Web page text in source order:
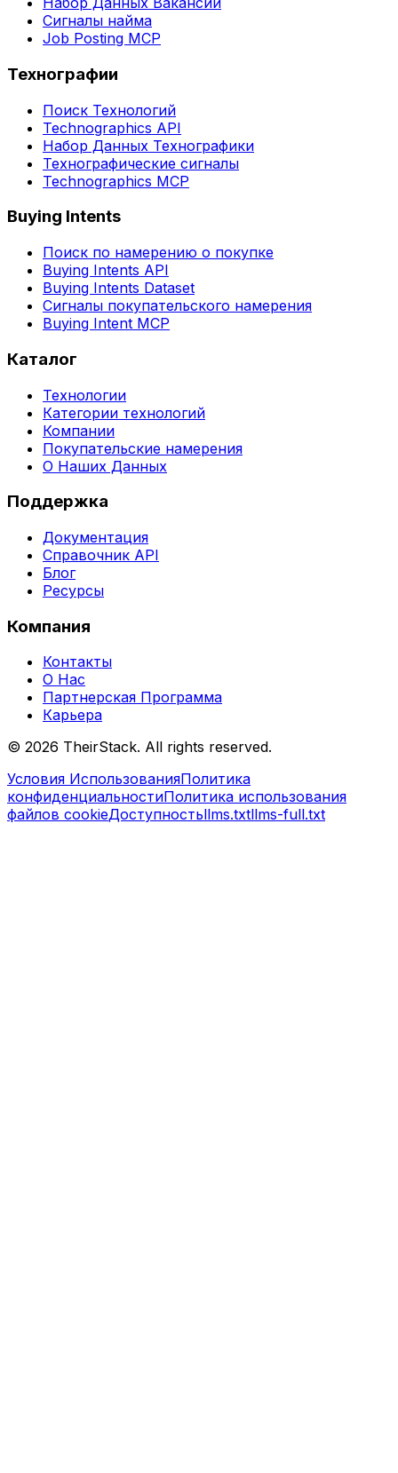
Сигналы найма
Job Posting MCP
Технографии
Поиск Технологий
Technographics API
Набор Данных Технографики
Технографические сигналы
Technographics MCP
Buying Intents
Поиск по намерению о покупке
Buying Intents API
Buying Intents Dataset
Сигналы покупательского намерения
Buying Intent MCP
Каталог
Технологии
Категории технологий
Компании
Покупательские намерения
О Наших Данных
Поддержка
Документация
Справочник API
Блог
Ресурсы
Компания
Контакты
О Нас
Партнерская Программа
Карьера
© 2026 TheirStack. All rights reserved.
Условия ИспользованияПолитика
конфиденциальностиПолитика использования
файлов cookieДоступностьllms.txtllms-full.txt